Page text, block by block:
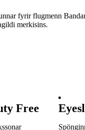
fyrir flugmenn
merkisins.
Free